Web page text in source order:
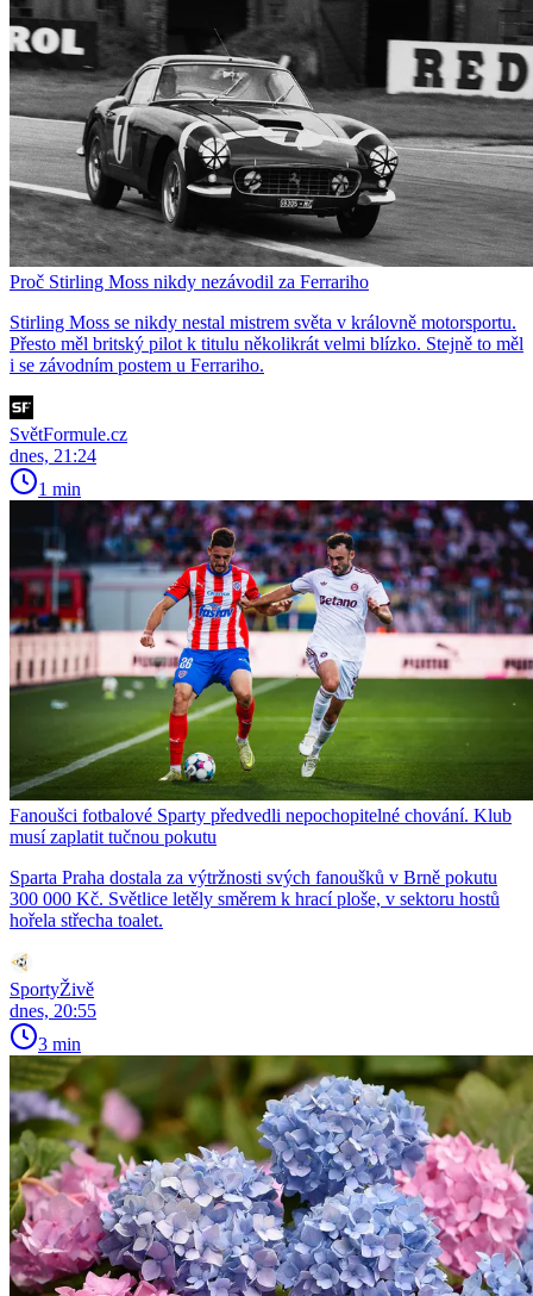
Proč Stirling Moss nikdy nezávodil za Ferrariho
Stirling Moss se nikdy nestal mistrem světa v královně motorsportu.
Přesto měl britský pilot k titulu několikrát velmi blízko. Stejně to měl
i se závodním postem u Ferrariho.
SvětFormule.cz
dnes, 21:24
1 min
Fanoušci fotbalové Sparty předvedli nepochopitelné chování. Klub
musí zaplatit tučnou pokutu
Sparta Praha dostala za výtržnosti svých fanoušků v Brně pokutu
300 000 Kč. Světlice letěly směrem k hrací ploše, v sektoru hostů
hořela střecha toalet.
SportyŽivě
dnes, 20:55
3 min